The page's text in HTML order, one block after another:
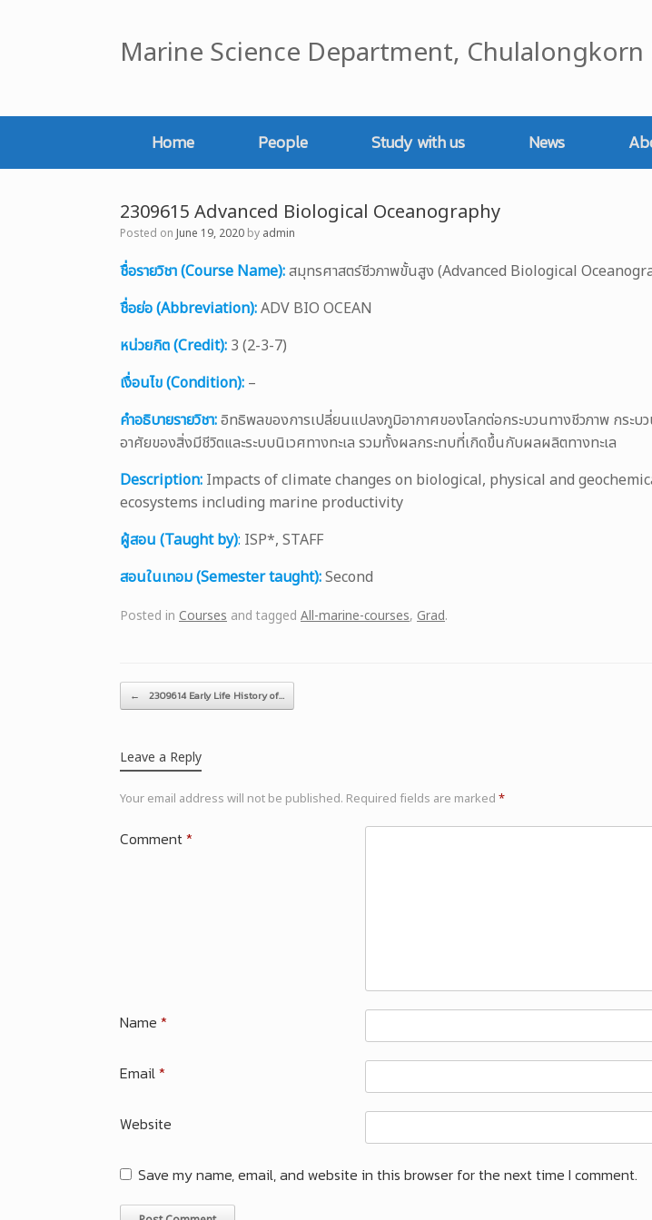
Marine Science Department,
Home People Study with us News
2309615 Advanced Biological Oceanography
Posted on June 19, 2020 by admin
ชื่อรายวิชา (Course Name):สมุทรศาสตร์ชีวภาพขั้นสูง (Advanced Biological
ชื่อย่อ (Abbreviation):ADV BIO OCEAN
หน่วยกิต (Credit): 3 (2-3-7)
เงื่อนไข (Condition): –
คำอธิบายรายวิชา:อิทธิพลของการเปลี่ยนแปลงภูมิอากาศของโลกต่อกระบวนทางชีวภาพ กระ
อาศัยของสิ่งมีชีวิตและระบบนิเวศทางทะเล รวมทั้งผลกระทบที่เกิดขึ้นกับผลผลิตทางทะเล
Description: Impacts of climate changes on biological, physical and
ecosystems including marine productivity
ผู้สอน (Taught by): ISP*, STAFF
สอนในเทอม (Semester taught):Second
Posted in Courses and tagged All-marine-courses, Grad.
Post navigation
← 2309614 Early Life History of…
Leave a Reply
Your email address will not be published. Required fields are marked *
Comment*
Name *
Email*
Website
Save my name, email, and website in this browser for the next time I comment.